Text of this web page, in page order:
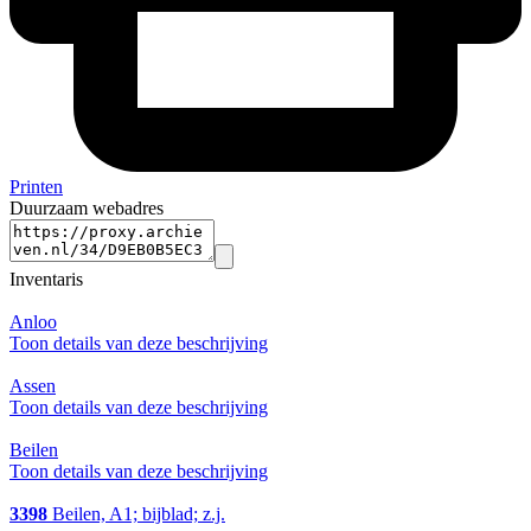
Printen
Duurzaam webadres
Inventaris
Anloo
Toon details van deze beschrijving
Assen
Toon details van deze beschrijving
Beilen
Toon details van deze beschrijving
3398 Beilen, A1; bijblad; z.j.